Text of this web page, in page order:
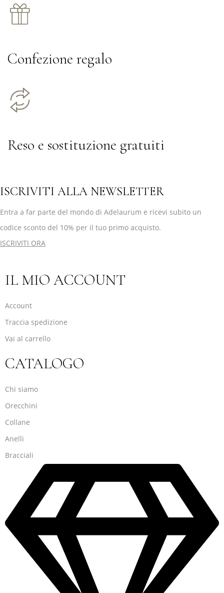
Confezione regalo
Reso e sostituzione gratuiti
ISCRIVITI ALLA NEWSLETTER
Entra a far parte del mondo di Adelaurum e ricevi subito un
codice sconto del 10% per il tuo primo acquisto.
ISCRIVITI ORA
IL MIO ACCOUNT
Account
Traccia spedizione
Vai al carrello
CATALOGO
Chi siamo
Orecchini
Collane
Anelli
Bracciali